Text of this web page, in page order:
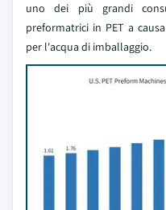
uno dei più grandi
preformatrici in PET a
per l'acqua di imballaggio.